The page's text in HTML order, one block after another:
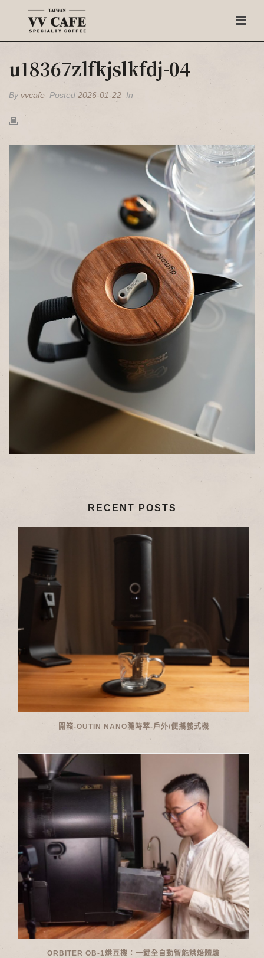
u18367zlfkjslkfdj-04
By vvcafe Posted 2026-01-22 In
RECENT POSTS
開箱-OUTIN NANO隨時萃-戶外/便攜義式機
ORBITER OB-1烘豆機：一鍵全自動智能烘焙體驗